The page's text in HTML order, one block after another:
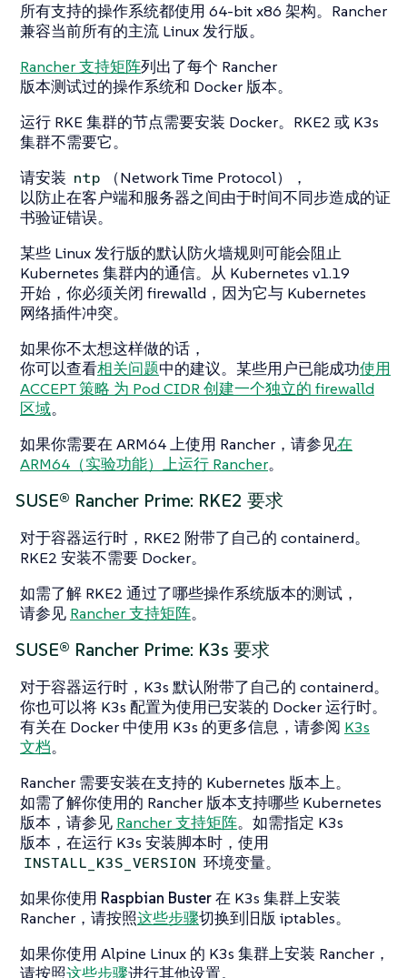
所有支持的操作系统都使用 64-bit x86 架构。Rancher
兼容当前所有的主流 Linux 发行版。
Rancher 支持矩阵列出了每个 Rancher
版本测试过的操作系统和 Docker 版本。
运行 RKE 集群的节点需要安装 Docker。RKE2 或 K3s
集群不需要它。
请安装 ntp
（Network Time Protocol），
以防止在客户端和服务器之间由于时间不同步造成的证
书验证错误。
某些 Linux 发行版的默认防火墙规则可能会阻止
Kubernetes 集群内的通信。从 Kubernetes v1.19
开始，你必须关闭 firewalld，因为它与 Kubernetes
网络插件冲突。
如果你不太想这样做的话，
你可以查看相关问题中的建议。某些用户已能成功使用
ACCEPT 策略 为 Pod CIDR 创建一个独立的 firewalld
区域。
如果你需要在 ARM64 上使用 Rancher，请参见在
ARM64（实验功能）上运行 Rancher。
SUSE® Rancher Prime: RKE2 要求
对于容器运行时，RKE2 附带了自己的 containerd。
RKE2 安装不需要 Docker。
如需了解 RKE2 通过了哪些操作系统版本的测试，
请参见 Rancher 支持矩阵。
SUSE® Rancher Prime: K3s 要求
对于容器运行时，K3s 默认附带了自己的 containerd。
你也可以将 K3s 配置为使用已安装的 Docker 运行时。
有关在 Docker 中使用 K3s 的更多信息，请参阅 K3s
文档。
Rancher 需要安装在支持的 Kubernetes 版本上。
如需了解你使用的 Rancher 版本支持哪些 Kubernetes
版本，请参见 Rancher 支持矩阵。如需指定 K3s
版本，在运行 K3s 安装脚本时，使用
INSTALL_K3S_VERSION 环境变量。
如果你使用 Raspbian Buster在 K3s 集群上安装
Rancher，请按照这些步骤切换到旧版 iptables。
如果你使用 Alpine Linux 的 K3s 集群上安装 Rancher，
请按照这些步骤进行其他设置。